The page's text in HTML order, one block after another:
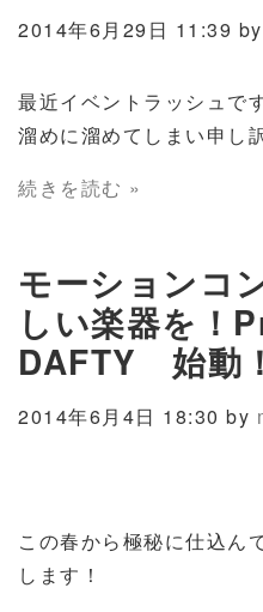
2014年6月29日 11:39 by
最近イベントラッシュで
溜めに溜めてしまい申し
続きを読む »
モーションコ
しい楽器を！
DAFTY 始動！
2014年6月4日 18:30 by
この春から極秘に仕込ん
します！